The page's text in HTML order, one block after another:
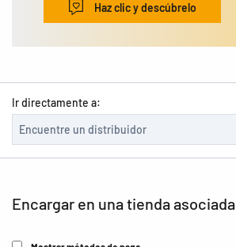
Haz clic y descúbrelo
Ir directamente a:
Encargar en una tienda asociada